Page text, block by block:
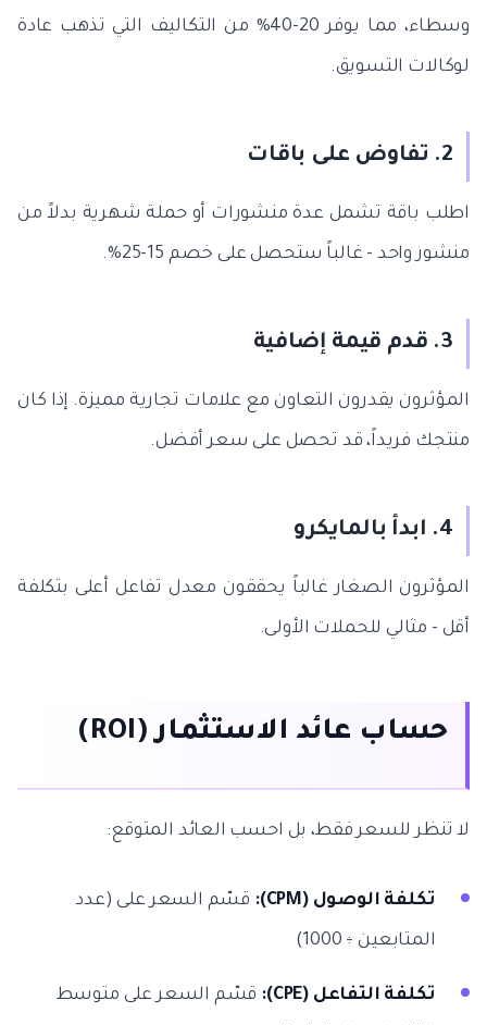
وسطاء، مما يوفر 20-40% من التكاليف التي تذهب عادة
لوكالات التسويق.
2. تفاوض على باقات
اطلب باقة تشمل عدة منشورات أو حملة شهرية بدلاً من
منشور واحد - غالباً ستحصل على خصم 15-25%.
3. قدم قيمة إضافية
المؤثرون يقدرون التعاون مع علامات تجارية مميزة. إذا كان
منتجك فريداً، قد تحصل على سعر أفضل.
4. ابدأ بالمايكرو
المؤثرون الصغار غالباً يحققون معدل تفاعل أعلى بتكلفة
أقل - مثالي للحملات الأولى.
حساب عائد الاستثمار (ROI)
لا تنظر للسعر فقط، بل احسب العائد المتوقع:
تكلفة الوصول (CPM): قسّم السعر على (عدد
المتابعين ÷ 1000)
تكلفة التفاعل (CPE): قسّم السعر على متوسط